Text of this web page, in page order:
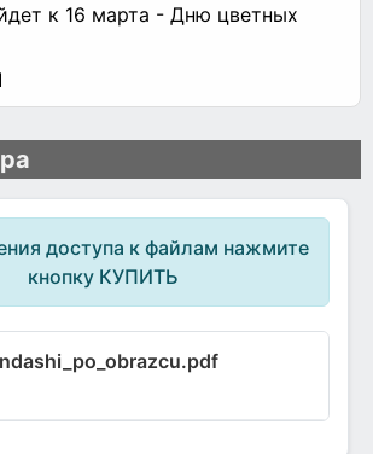
к 16 марта - Дню цветных
доступа к файлам нажмите
кнопку КУПИТЬ